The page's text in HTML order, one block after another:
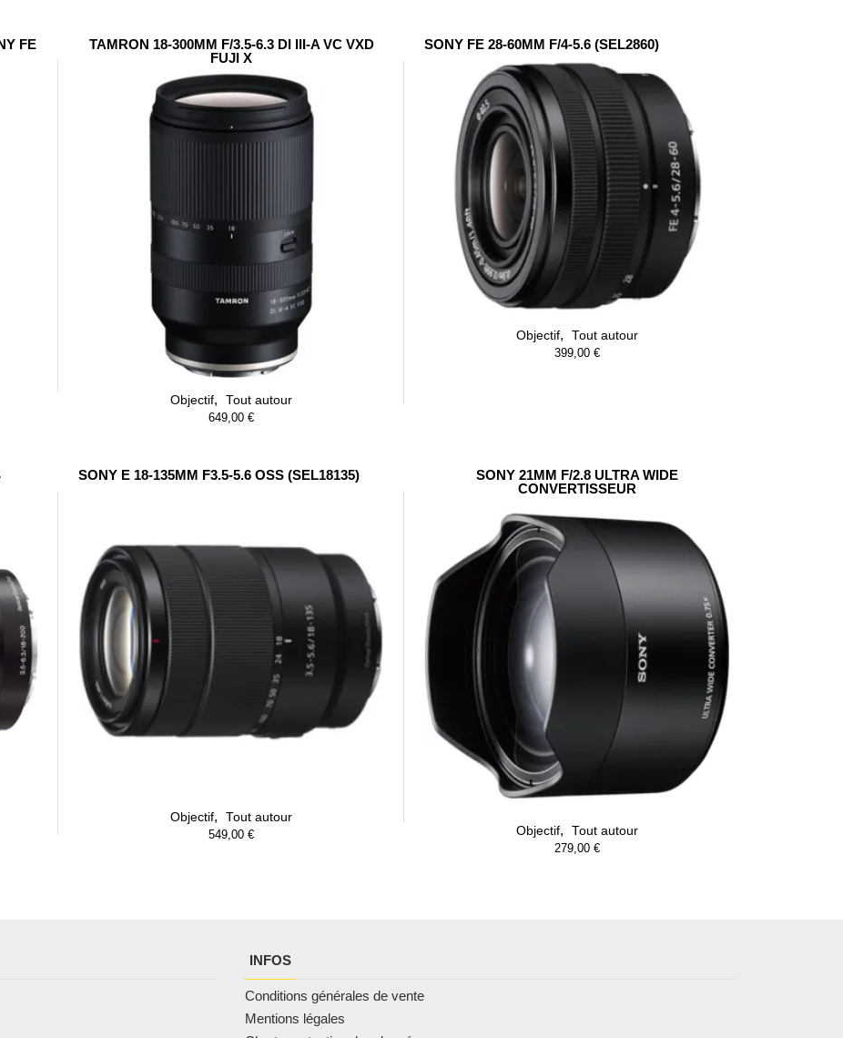
FE
TAMRON 18-300MM F/3.5-6.3 DI III-A VC VXD
FUJI X
Objectif,
Tout autour
649,00 €
SONY FE 28-60MM F/4-5.6 (SEL2860)
Objectif,
Tout autour
399,00 €
SONY E 18-135MM F3.5-5.6 OSS (SEL18135)
Objectif,
Tout autour
549,00 €
SONY 21MM F/2.8 ULTRA WIDE
CONVERTISSEUR
Objectif,
Tout autour
279,00 €
INFOS
Conditions générales de vente
Mentions légales